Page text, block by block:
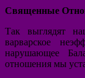
Священные
Так выглядят
варварское
нарушающее
отношения мы